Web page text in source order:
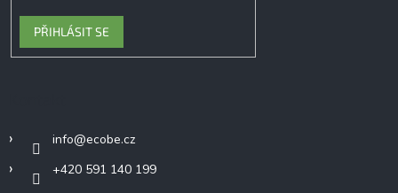
PŘIHLÁSIT SE
info@ecobe.cz
+420 591 140 199